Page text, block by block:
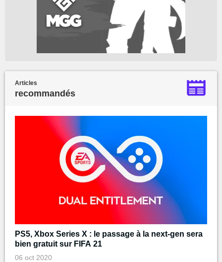
Articles
recommandés
PS5, Xbox Series X : le passage à la next-gen sera
bien gratuit sur FIFA 21
06 oct 2020